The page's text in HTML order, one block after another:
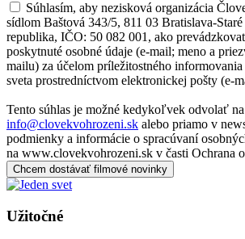
Súhlasím, aby nezisková organizácia
sídlom Baštová 343/5, 811 03 Bratislava-
republika, IČO: 50 082 001, ako
poskytnuté osobné údaje (e-mail; meno a
mailu) za účelom príležitostného
sveta prostredníctvom elektronickej pošty (e-
Tento súhlas je možné kedykoľvek odvolať
info@clovekvohrozeni.sk alebo priamo v
podmienky a informácie o spracúvaní
na www.clovekvohrozeni.sk v časti Ochrana
Chcem dostávať filmové novinky
Užitočné